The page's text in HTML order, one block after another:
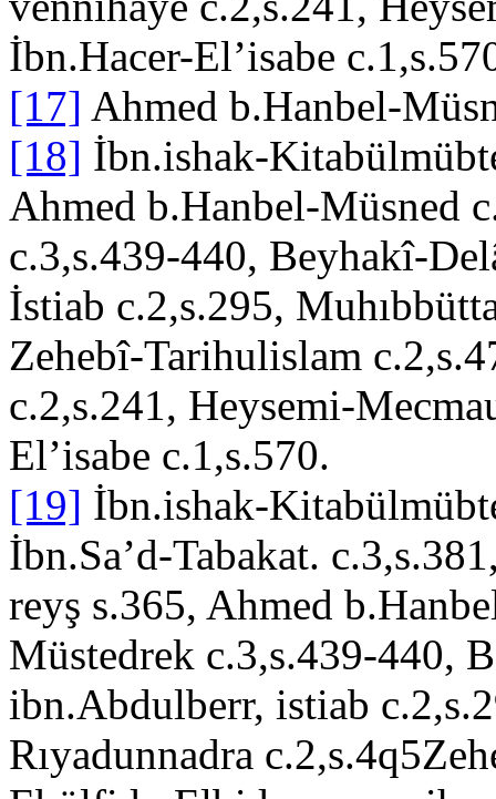
İbn.Hacer-El’isabe
[17] Ahmed b.Hanbel-
[18] İbn.ishak-
Ahmed b.Hanbel-Müsned
c.3,s.439-440, Beyhakî-
İstiab c.2,s.295,
Zehebî-Tarihulislam
c.2,s.241, Heysemi-
El’isabe c.1,s.570.
[19] İbn.ishak-
İbn.Sa’d-Tabakat.
reyş s.365, Ahmed
Müstedrek c.3,s.439-440,
ibn.Abdulberr, istiab
Rıyadunnadra